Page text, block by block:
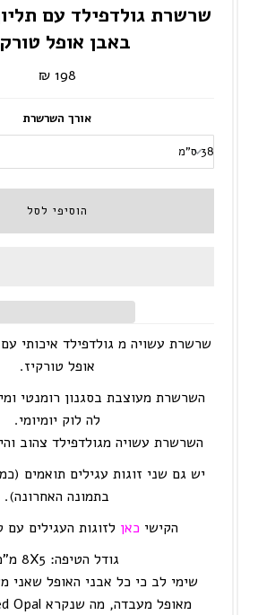
שרשרת גולדפילד עם
באבן אופל
198 ₪
אורך השרשרת
שרשרת עשויה מ גולדפילד איכותי
אופל טורקיז.
השרשרת מעוצבת בסגנון רומנטי
לה לוק יומיומי.
השרשרת עשויה מגולדפילד צהוב
יש גם שני זוגות עגילים תואמים
בתמונה האחרונה).
הקישי כאן לזוגות העגילים עם
גודל הטיפה: 8 X5 מ"מ
שימי לב כי כל אבני האופל שאני
מאופל מעבדה, מה שנקרא Lab-Created Opal.